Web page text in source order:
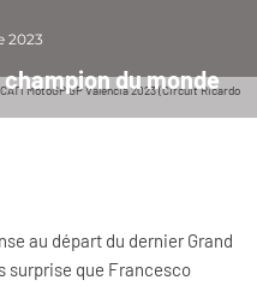
MotoGP GP Valencia 2023 (Circuit Ricardo
2023
du monde
au départ du dernier Grand
surprise que Francesco